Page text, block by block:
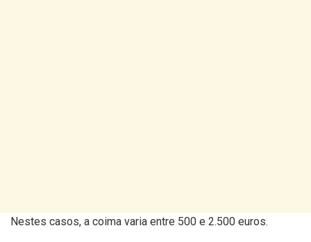
Nestes casos, a coima varia entre 500 e 2.500 euros.